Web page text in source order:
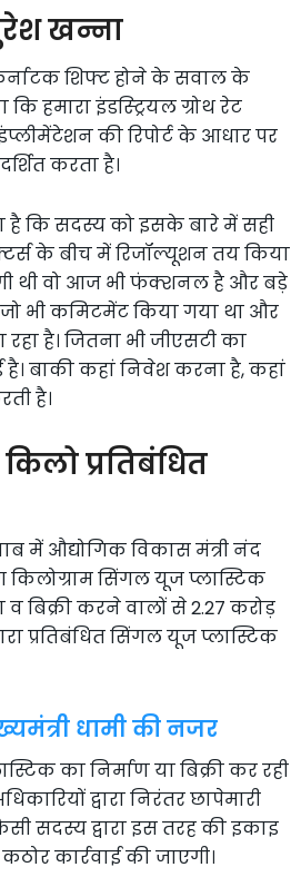
खन्ना
शिफ्ट होने के सवाल के
हमारा इंडस्ट्रियल ग्रोथ रेट
की रिपोर्ट के आधार पर
करता है।
है कि सदस्य को इसके बारे में सही
के बीच में रिजॉल्यूशन तय किया
थी वो आज भी फंक्शनल है और बड़े
भी कमिटमेंट किया गया था और
है। जितना भी जीएसटी का
है। बाकी कहां निवेश करना है, कहां
है।
प्रतिबंधित
में औद्योगिक विकास मंत्री नंद
किलोग्राम सिंगल यूज प्लास्टिक
व बिक्री करने वालों से 2.27 करोड़
प्रतिबंधित सिंगल यूज प्लास्टिक
धामी की नजर
का निर्माण या बिक्री कर रही
द्वारा निरंतर छापेमारी
सदस्य द्वारा इस तरह की इकाइ
कार्रवाई की जाएगी।